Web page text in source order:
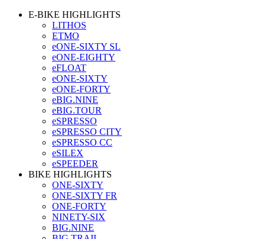
E-BIKE HIGHLIGHTS
LITHOS
ETMO
eONE-SIXTY SL
eONE-EIGHTY
eFLOAT
eONE-SIXTY
eONE-FORTY
eBIG.NINE
eBIG.TOUR
eSPRESSO
eSPRESSO CITY
eSPRESSO CC
eSILEX
eSPEEDER
BIKE HIGHLIGHTS
ONE-SIXTY
ONE-SIXTY FR
ONE-FORTY
NINETY-SIX
BIG.NINE